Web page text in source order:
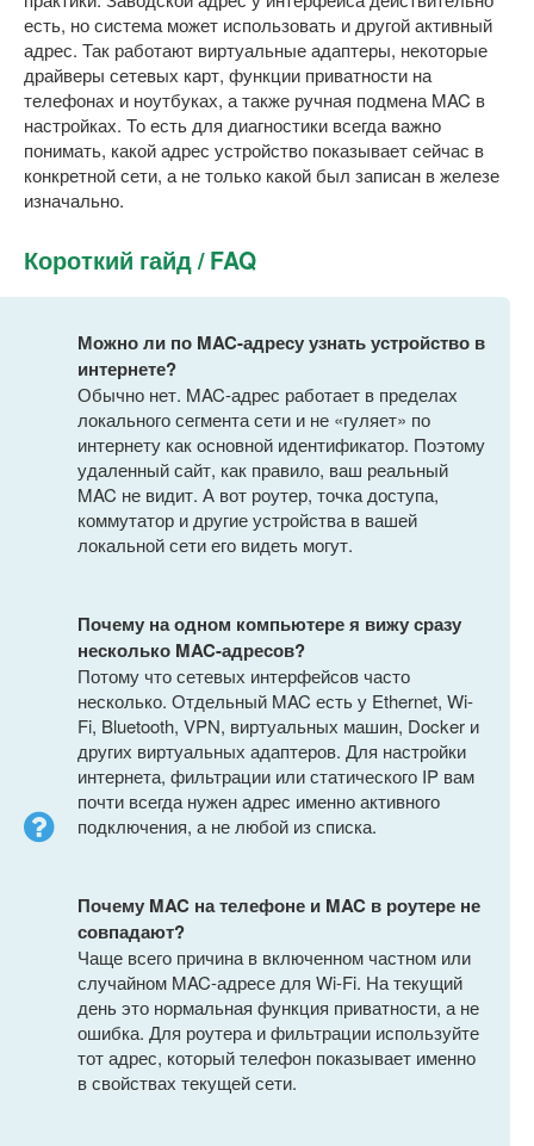
есть, но система может использовать и другой активный
адрес. Так работают виртуальные адаптеры, некоторые
драйверы сетевых карт, функции приватности на
телефонах и ноутбуках, а также ручная подмена MAC в
настройках. То есть для диагностики всегда важно
понимать, какой адрес устройство показывает сейчас в
конкретной сети, а не только какой был записан в железе
изначально.
Короткий гайд / FAQ
Можно ли по MAC-адресу узнать устройство в
интернете?
Обычно нет. MAC-адрес работает в пределах
локального сегмента сети и не «гуляет» по
интернету как основной идентификатор. Поэтому
удаленный сайт, как правило, ваш реальный
MAC не видит. А вот роутер, точка доступа,
коммутатор и другие устройства в вашей
локальной сети его видеть могут.
Почему на одном компьютере я вижу сразу
несколько MAC-адресов?
Потому что сетевых интерфейсов часто
несколько. Отдельный MAC есть у Ethernet, Wi-
Fi, Bluetooth, VPN, виртуальных машин, Docker и
других виртуальных адаптеров. Для настройки
интернета, фильтрации или статического IP вам
почти всегда нужен адрес именно активного
подключения, а не любой из списка.
Почему MAC на телефоне и MAC в роутере не
совпадают?
Чаще всего причина в включенном частном или
случайном MAC-адресе для Wi-Fi. На текущий
день это нормальная функция приватности, а не
ошибка. Для роутера и фильтрации используйте
тот адрес, который телефон показывает именно
в свойствах текущей сети.